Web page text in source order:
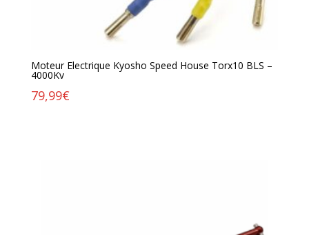
Moteur Electrique Kyosho Speed House Torx10 BLS –
4000Kv
79,99€